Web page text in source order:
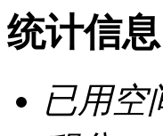
统计信息
已用空